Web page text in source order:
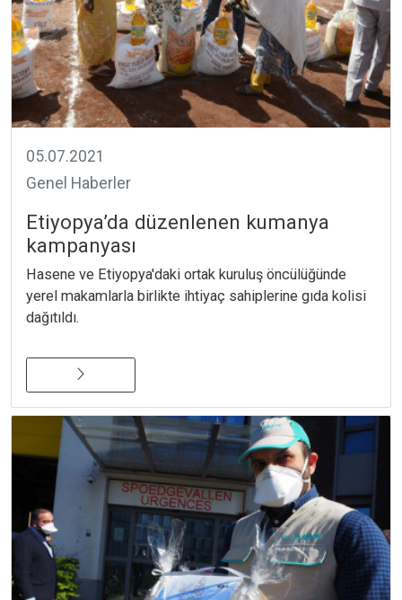
05.07.2021
Genel Haberler
Etiyopya’da düzenlenen kumanya
kampanyası
Hasene ve Etiyopya'daki ortak kuruluş öncülüğünde
yerel makamlarla birlikte ihtiyaç sahiplerine gıda kolisi
dağıtıldı.